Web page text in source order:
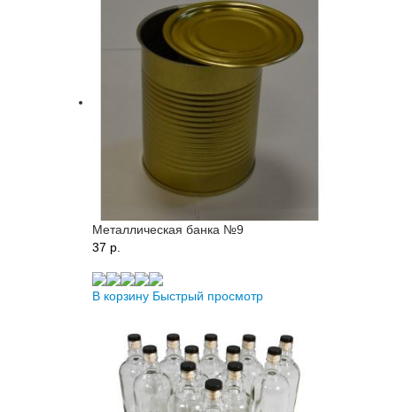
Металлическая банка №9
37 p.
В корзину Быстрый просмотр